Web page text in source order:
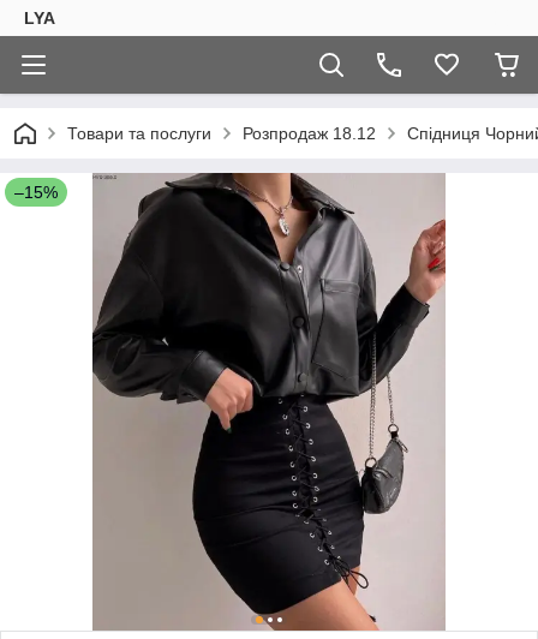
LYA
Товари та послуги Розпродаж 18.12 Спідниця
–15%